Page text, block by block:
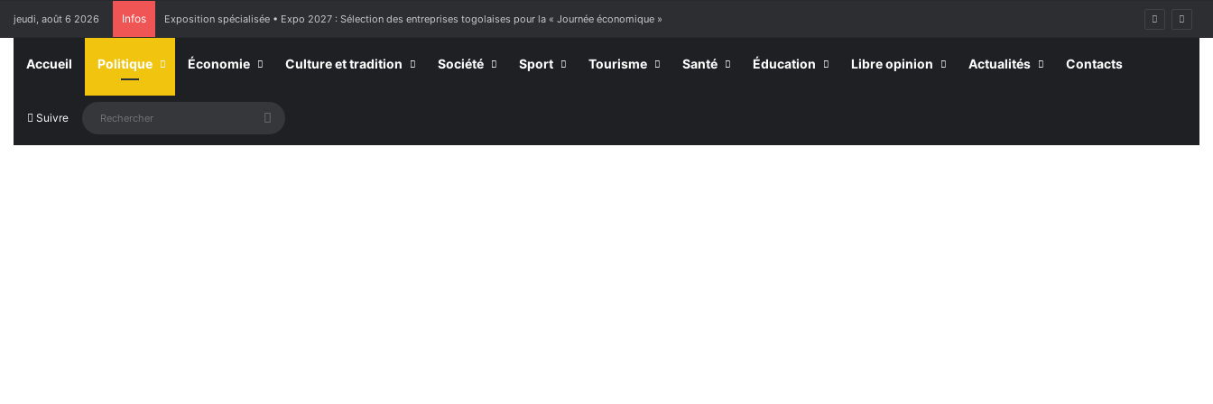
jeudi, août 6 2026 Infos Exposition spécialisée • Expo 2027 : Sélection des entreprises togolaises pour la « Journée économique »
Accueil Politique Économie Culture et tradition Société Sport Tourisme Santé Éducation Libre opinion Actualités Contacts
Suivre Rechercher